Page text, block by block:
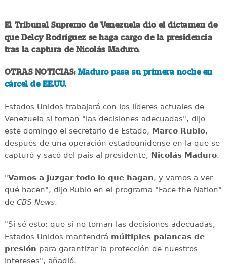
El Tribunal Supremo de Venezuela dio el dictamen de
que Delcy Rodríguez se haga cargo de la presidencia
tras la captura de Nicolás Maduro.
OTRAS NOTICIAS: Maduro pasa su primera noche en
cárcel de EE.UU.
Estados Unidos trabajará con los líderes actuales de
Venezuela si toman "las decisiones adecuadas", dijo
este domingo el secretario de Estado, Marco Rubio,
después de una operación estadounidense en la que se
capturó y sacó del país al presidente, Nicolás Maduro.
"Vamos a juzgar todo lo que hagan, y vamos a ver
qué hacen", dijo Rubio en el programa "Face the Nation"
de CBS News.
"Sí sé esto: que si no toman las decisiones adecuadas,
Estados Unidos mantendrá múltiples palancas de
presión para garantizar la protección de nuestros
intereses", añadió.